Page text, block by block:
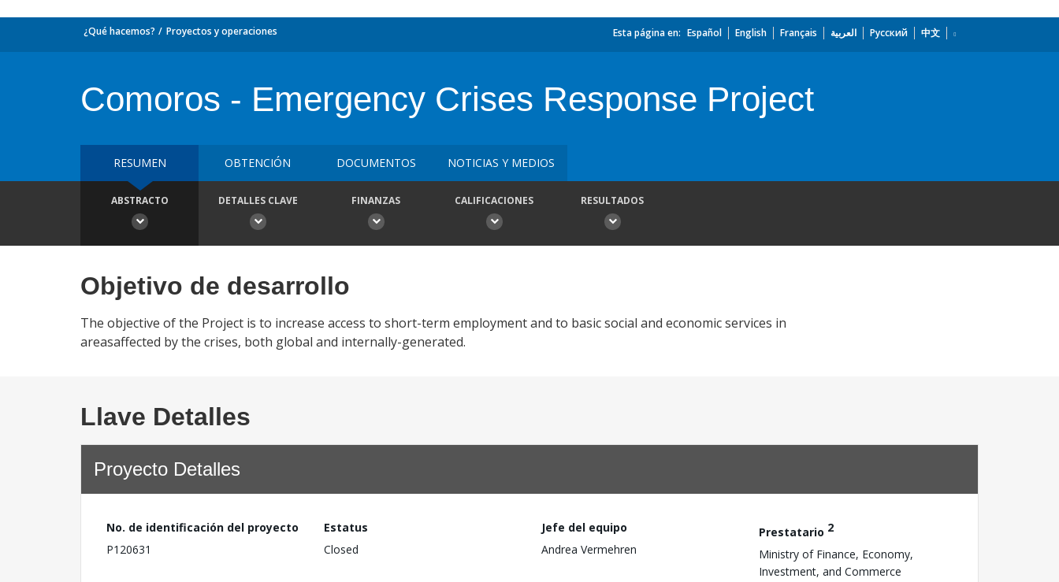
¿Qué hacemos? Proyectos y operaciones Esta página en: Español English Français العربية Русский 中文
Comoros - Emergency Crises Response Project
RESUMEN OBTENCIÓN DOCUMENTOS NOTICIAS Y MEDIOS
ABSTRACTO DETALLES CLAVE FINANZAS CALIFICACIONES RESULTADOS
Objetivo de desarrollo
The objective of the Project is to increase access to short-term employment and to basic social and economic services in
areasaffected by the crises, both global and internally-generated.
Llave Detalles
Proyecto Detalles
No. de identificación del proyecto
P120631
Estatus
Closed
Jefe del equipo
Andrea Vermehren
Prestatario 2
Ministry of Finance, Economy,
Investment, and Commerce